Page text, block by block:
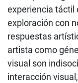
experiencia táctil
exploración con
respuestas
artista como
visual son
interacción